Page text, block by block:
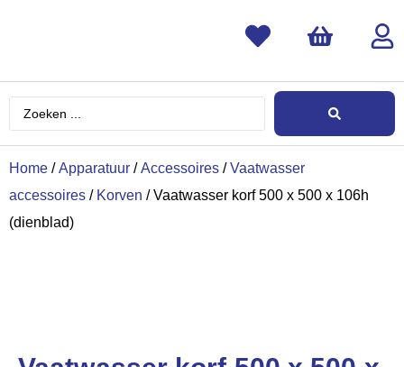
Home /Apparatuur /Accessoires /Vaatwasser
accessoires / Korven / Vaatwasser korf 500 x 500 x 106h
(dienblad)